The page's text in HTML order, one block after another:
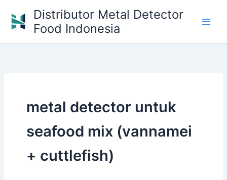
content
Distributor Metal Detector
Food Indonesia
metal detector untuk
seafood mix (vannamei
+ cuttlefish)